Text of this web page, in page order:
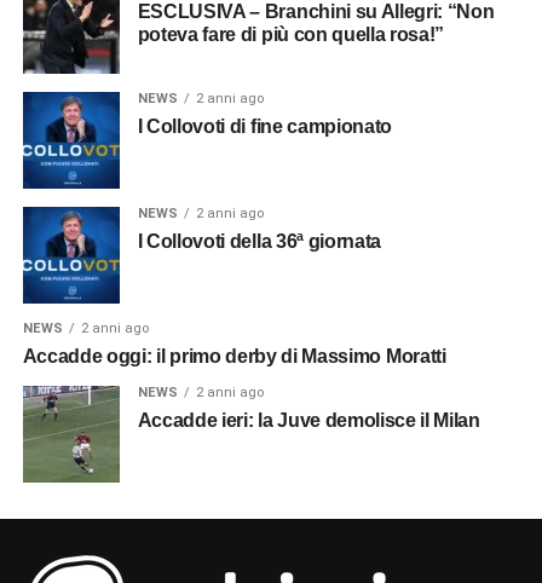
ESCLUSIVA – Branchini su Allegri: “Non
poteva fare di più con quella rosa!”
NEWS 2 anni ago
I Collovoti di fine campionato
NEWS 2 anni ago
I Collovoti della 36ª giornata
NEWS 2 anni ago
Accadde oggi: il primo derby di Massimo Moratti
NEWS 2 anni ago
Accadde ieri: la Juve demolisce il Milan